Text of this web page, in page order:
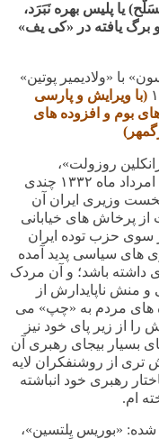
یا پلیس بهره نَبَرَد،
برگ یافته در «کی یف»
با «ولادیمیر پوتین»
(با ویرایش و پارسی
بوم و افزوده های
روزولت»،
۱۳۳۲ چندی
وزیری ایران آن
پرخاش های خیابانی
سوی حزب توده ایران
های سیاسی پدید آمده
داشته باشد؛ و آن مردک
منش ناپایدارش از
مردم به «چپ» می
را از زیر پای خود نیز
بسیار بیجای رهبری آن
تری از روشنفکران لایه
رهبری خود انباشته
ام.
شده: «بوریس یِلتسین»،